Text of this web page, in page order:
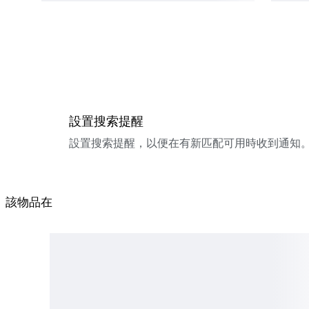
設置搜索提醒
設置搜索提醒，以便在有新匹配可用時收到通知
該物品在